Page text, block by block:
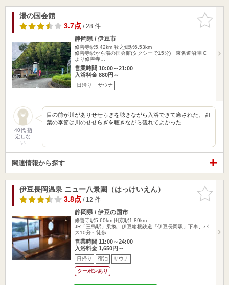
お気に入
りに追加
湯の国会館
3.7点/ 28 件
静岡県 / 伊豆市
修善寺駅5.42km 牧之郷駅6.53km
修善寺駅から湯の国会館(タクシーで15分) 東名道沼津IC
より修善寺…
営業時間 10:00～21:00
入浴料金 880円～
日帰り サウナ
40代 指
定しな
い
目の前が川がありせせらぎを聴きながら入浴できて癒された。 紅
葉の季節は川のせせらぎを聴きながら観れてよかった
関連情報から探す
お気に入
りに追加
伊豆長岡温泉 ニュー八景園（はっけいえん）
3.8点/ 12 件
静岡県 / 伊豆の国市
修善寺駅5.60km 田京駅1.89km
JR「三島駅」乗換、伊豆箱根鉄道「伊豆長岡駅」下車、バ
ス10分～徒歩…
営業時間 11:00～24:00
入浴料金 1,650円～
日帰り 宿泊 サウナ
クーポンあり